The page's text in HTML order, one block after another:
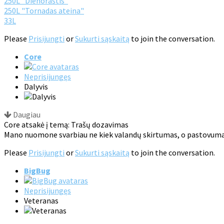
250L "Tornadas ateina"
33L
Please Prisijungti orSukurti sąskaitą to join the conversation.
Core
Neprisijungęs
Dalyvis
Daugiau
Core atsakė į temą: Trašų dozavimas
Mano nuomone svarbiau ne kiek valandų skirtumas, o
Please Prisijungti orSukurti sąskaitą to join the conversation.
BigBug
Neprisijungęs
Veteranas